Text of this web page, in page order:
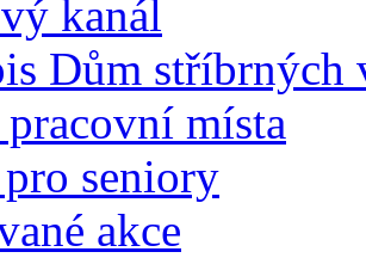
kanál
Dům stříbrných
místa
seniory
akce